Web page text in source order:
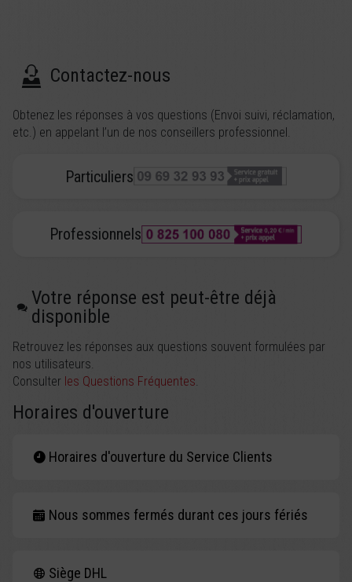
Contactez-nous
Obtenez les réponses à vos questions (Envoi suivi, réclamation,
etc.) en appelant l’un de nos conseillers professionnel.
Particuliers
Professionnels
Votre réponse est peut-être déjà
disponible
Retrouvez les réponses aux questions souvent formulées par
nos utilisateurs.
Consulter les Questions Fréquentes
Horaires d'ouverture
Horaires d'ouverture du Service Clients
Nous sommes fermés durant ces jours fériés
Siège DHL